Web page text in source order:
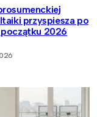
przyspiesza po
początku 2026